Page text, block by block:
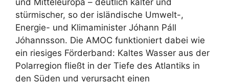
und Mitteleuropa – deutlich kälter und
stürmischer, so der isländische Umwelt-,
Energie- und Klimaminister Jóhann Páll
Jóhannsson. Die AMOC funktioniert dabei wie
ein riesiges Förderband: Kaltes Wasser aus der
Polarregion fließt in der Tiefe des Atlantiks in
den Süden und verursacht einen